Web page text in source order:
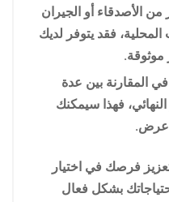
الأصدقاء أو الجيران
فقد يتوفر لديك
المقارنة بين عدة
فهذا سيمكنك
عرض.
فرصك في اختيار
بشكل فعال